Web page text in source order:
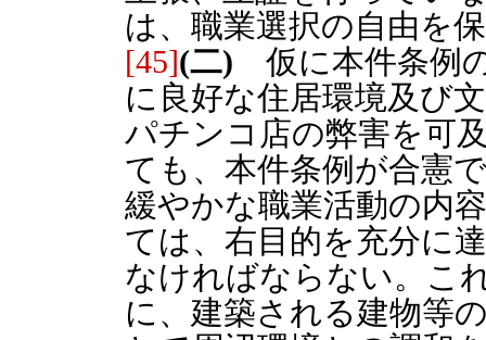
は、職業選択の自由を
[45](二) 仮に本件条例
に良好な住居環境及び
パチンコ店の弊害を可
ても、本件条例が合憲
緩やかな職業活動の内
ては、右目的を充分に
なければならない。こ
に、建築される建物等